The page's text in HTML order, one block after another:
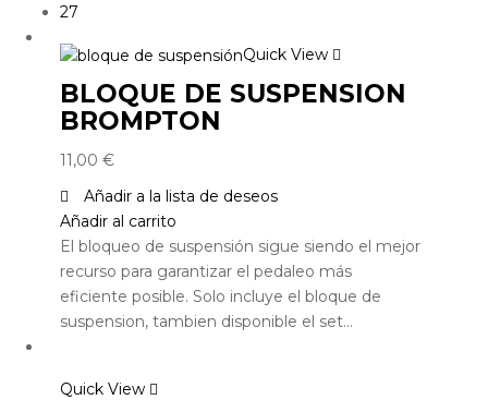
27
Quick View
BLOQUE DE SUSPENSION
BROMPTON
11,00 €
Añadir a la lista de deseos
Añadir al carrito
El bloqueo de suspensión sigue siendo el mejor
recurso para garantizar el pedaleo más
eficiente posible. Solo incluye el bloque de
suspension, tambien disponible el set…
Quick View